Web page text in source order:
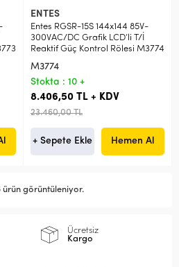
ENTES
Entes RGSR-15S 144x144 85V-
300VAC/DC Grafik LCD’li T/İ
Reaktif Güç Kontrol Rölesi M3774
M3774
Stokta : 10 +
8.406,50 TL + KDV
23.460,00 TL
+ Sepete Ekle Hemen Al
ürün görüntüleniyor.
Ücretsiz
Kargo